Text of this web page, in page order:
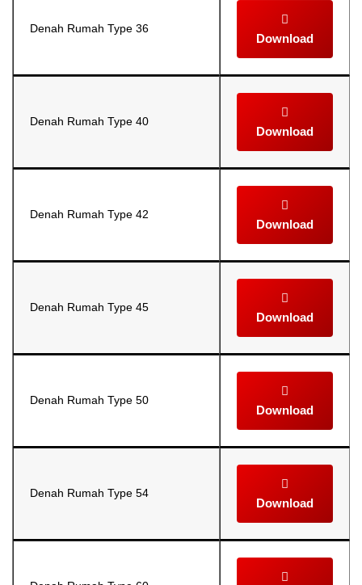
Denah Rumah Type 36
Download
Denah Rumah Type 40
Download
Denah Rumah Type 42
Download
Denah Rumah Type 45
Download
Denah Rumah Type 50
Download
Denah Rumah Type 54
Download